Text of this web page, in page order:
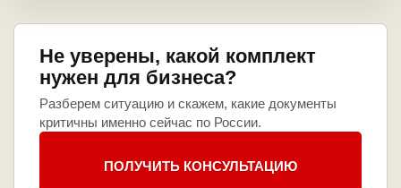
Не уверены, какой комплект
нужен для бизнеса?
Разберем ситуацию и скажем, какие документы
критичны именно сейчас по России.
ПОЛУЧИТЬ КОНСУЛЬТАЦИЮ